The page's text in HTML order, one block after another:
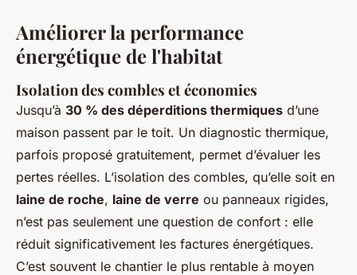
Améliorer la performance
énergétique de l'habitat
Isolation des combles et économies
Jusqu’à 30 % des déperditions thermiques d’une
maison passent par le toit. Un diagnostic thermique,
parfois proposé gratuitement, permet d’évaluer les
pertes réelles. L’isolation des combles, qu’elle soit en
laine de roche, laine de verre ou panneaux rigides,
n’est pas seulement une question de confort : elle
réduit significativement les factures énergétiques.
C’est souvent le chantier le plus rentable à moyen